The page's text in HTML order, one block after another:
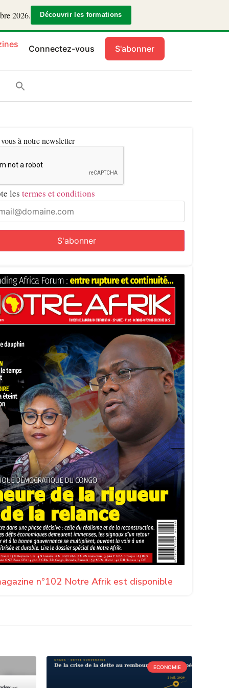
2026. Découvrir les formations
Connectez-vous S'abonner
à notre newsletter
les termes et conditions
n°102 Notre Afrik est disponible
ECONOMIE